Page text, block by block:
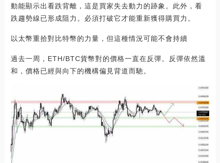
動能顯示出看跌背離，這是買家失去動力的跡象。此外，看
跌趨勢線已形成阻力。必須打破它才能重新獲得購買力。
以太幣重拾對比特幣的力量，但這種情況可能不會持續
過去一周，ETH/BTC貨幣對的價格一直在反彈。反彈依然溫
和，價格已經與向下的機構偏見背道而馳。